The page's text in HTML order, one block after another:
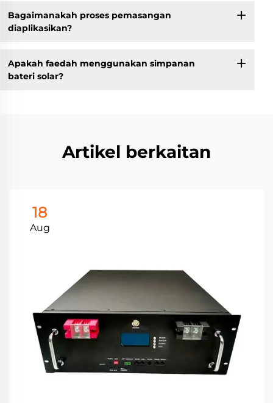
Bagaimanakah proses pemasangan
diaplikasikan?
Apakah faedah menggunakan simpanan
bateri solar?
Artikel berkaitan
18
Aug